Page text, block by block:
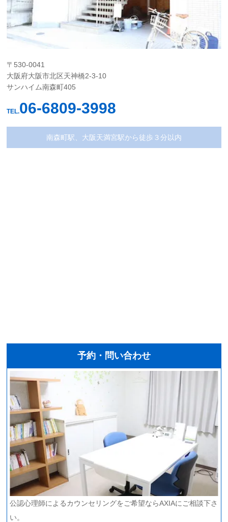
〒530-0041
大阪府大阪市北区天神橋2-3-10
サンハイム南森町405
TEL.06-6809-3998
南森町駅、大阪天満宮駅から徒歩３分以内
予約・問い合わせ
公認心理師によるカウンセリングをご希望ならAXIAにご相談下さ
い。